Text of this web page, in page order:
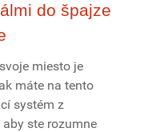
do špajze
miesto je
máte na tento
systém z
ste rozumne